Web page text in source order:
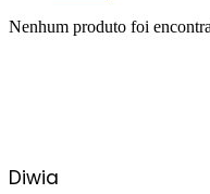
Nenhum produto foi
Diwia